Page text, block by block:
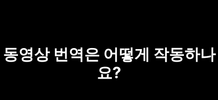
동영상 번역은 어떻게 작동하나
요?